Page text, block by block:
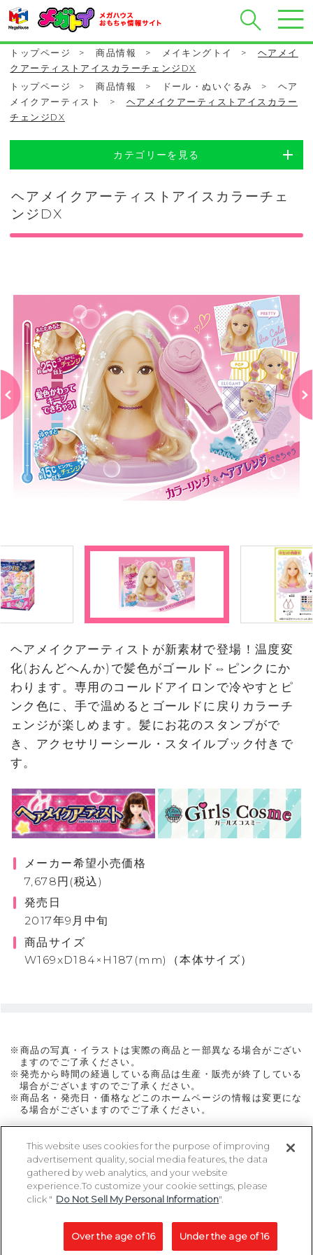
トップページ > 商品情報 > メイキングトイ >
ヘアメイ
クアーティストアイスカラーチェンジDX
トップページ
> 商品情報 > ドール・ぬいぐるみ >
ヘア
メイクアーティスト
>
ヘアメイクアーティストアイスカラー
チェンジDX
カテゴリーを見る
ヘアメイクアーティストアイスカラーチェ
ンジDX
ヘアメイクアーティストが新素材で登場！温度変
化(おんどへんか)で髪色がゴールド⇔ピンクにか
わります。専用のコールドアイロンで冷やすとピ
ンク色に、手で温めるとゴールドに戻りカラーチ
ェンジが楽しめます。髪にお花のスタンプがで
き、アクセサリーシール・スタイルブック付きで
す。
メーカー希望小売価格
7,678円(税込)
発売日
2017年9月中旬
商品サイズ
W169xD184×H187(mm)（本体サイズ）
※商品の写真・イラストは実際の商品と一部異なる場合がござい
ますのでご了承ください。
※発売から時間の経過している商品は生産・販売が終了している
場合がございますのでご了承ください。
※商品名・発売日・価格などこのホームページの情報は変更にな
る場合がございますのでご了承ください。
ページトップに戻る
Copyright 2005-2026 MegaHouse Corporation. All rights reserved.
All other products are trademarks or registed of their respective owners.
コピーライト一覧を表示する
This website uses cookies for the purpose of improving
advertisement quality, social media features, the data
gathered by web analytics, and your website
experience.To customize your cookie settings, please
click " Do Not Sell My Personal Information".
Under the age of 16
Over the age of 16